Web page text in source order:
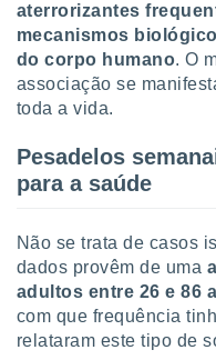
para
navegação
não
cookies
ou
Pode
de
aterrorizantes
mecanismos
do corpo humano. O
associação se
toda a vida.
Pesadelos
para a saúde
Não se trata de casos
dados provêm de uma
adultos entre 26 e 86
com que frequência
relataram este tipo de